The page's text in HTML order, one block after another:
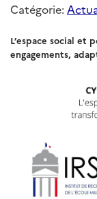
Catégorie:
L’espace social et
engagements,